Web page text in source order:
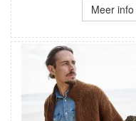
Meer info